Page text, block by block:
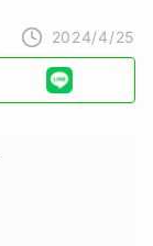
2024/4/25